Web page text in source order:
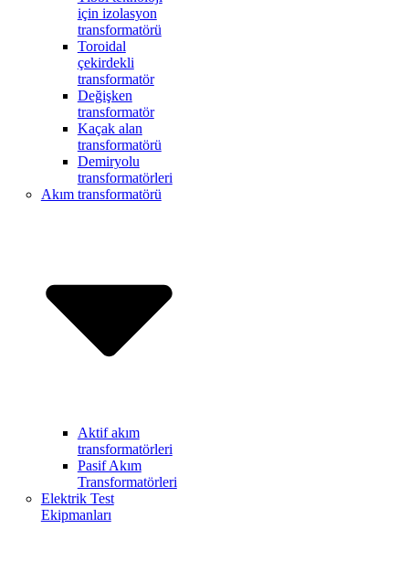
için izolasyon
transformatörü
Toroidal
çekirdekli
transformatör
Değişken
transformatör
Kaçak alan
transformatörü
Demiryolu
transformatörleri
Akım transformatörü
Aktif akım
transformatörleri
Pasif Akım
Transformatörleri
Elektrik Test
Ekipmanları